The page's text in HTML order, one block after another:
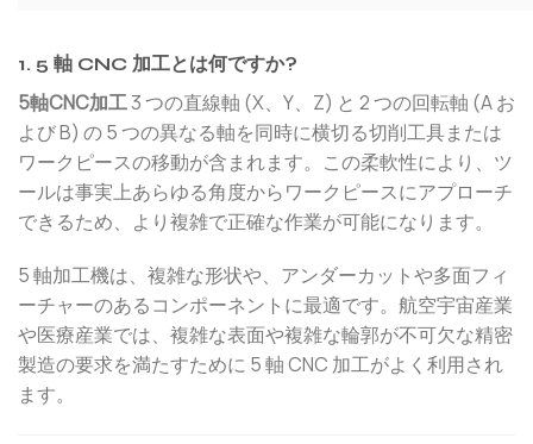
1. 5 軸 CNC 加工とは何ですか?
5軸CNC加工3 つの直線軸 (X、Y、Z) と 2 つの回転軸 (A お
よび B) の 5 つの異なる軸を同時に横切る切削工具または
ワークピースの移動が含まれます。この柔軟性により、ツ
ールは事実上あらゆる角度からワークピースにアプローチ
できるため、より複雑で正確な作業が可能になります。
5 軸加工機は、複雑な形状や、アンダーカットや多面フィ
ーチャーのあるコンポーネントに最適です。航空宇宙産業
や医療産業では、複雑な表面や複雑な輪郭が不可欠な精密
製造の要求を満たすために 5 軸 CNC 加工がよく利用され
ます。